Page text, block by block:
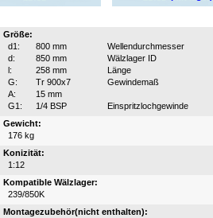
Größe:
d1:
800 mm
Wellendurchmesser
d:
850 mm
Wälzlager ID
l:
258 mm
Länge
G:
Tr 900x7
Gewindemaß
A:
15 mm
G1:
1/4 BSP
Einspritzlochgewinde
Gewicht:
176 kg
Konizität:
1:12
Kompatible Wälzlager:
239/850K
Montagezubehör(nicht enthalten):